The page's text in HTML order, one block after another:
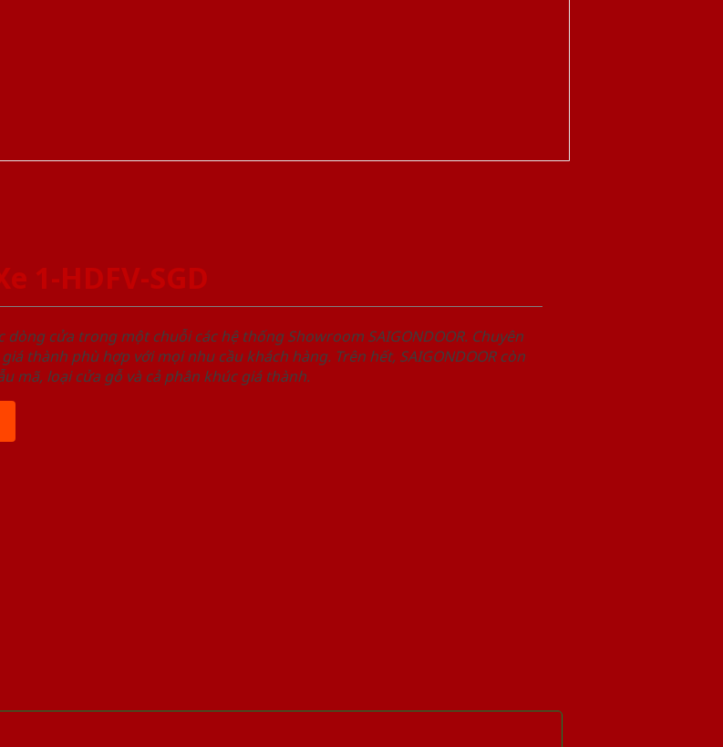
1-HDFV-SGD
cửa trong một chuỗi các hệ thống Showroom SAIGONDOOR. Chuyên
thành phù hợp với mọi nhu cầu khách hàng. Trên hết, SAIGONDOOR còn
mã, loại cửa gỗ và cả phân khúc giá thành.